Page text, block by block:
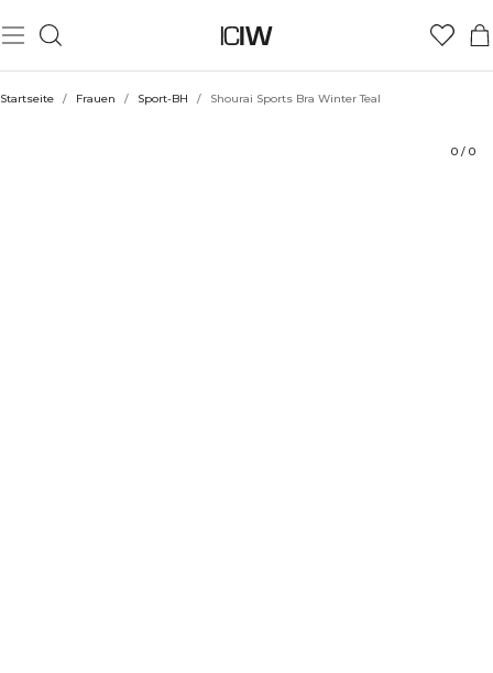
Startseite / Frauen / Sport-BH / Shourai Sports Bra Winter Teal
0 / 0